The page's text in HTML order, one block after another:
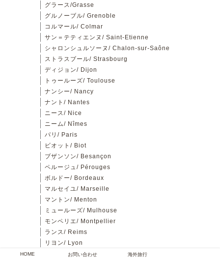
グラース/Grasse
グルノーブル/ Grenoble
コルマール/ Colmar
サン＝テティエンヌ/ Saint-Etienne
シャロンシュルソーヌ/ Chalon-sur-Saône
ストラスブール/ Strasbourg
ディジョン/ Dijon
トゥールーズ/ Toulouse
ナンシー/ Nancy
ナント/ Nantes
ニース/ Nice
ニーム/ Nîmes
パリ/ Paris
ビオット/ Biot
ブザンソン/ Besançon
ペルージュ/ Pérouges
ボルドー/ Bordeaux
マルセイユ/ Marseille
マントン/ Menton
ミュールーズ/ Mulhouse
モンペリエ/ Montpellier
ランス/ Reims
リヨン/ Lyon
リール/ Lille
HOME お問い合わせ 海外旅行